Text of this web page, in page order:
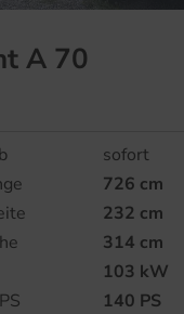
A 70
sofort
726 cm
232 cm
314 cm
103 kW
140 PS